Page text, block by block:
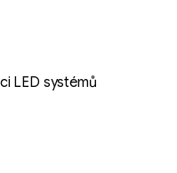
LED systémů